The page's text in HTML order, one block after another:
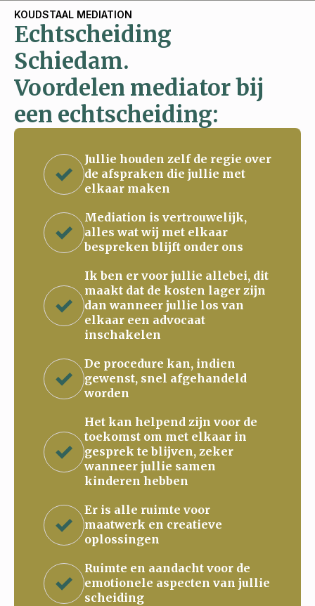
KOUDSTAAL MEDIATION
Echtscheiding
Schiedam.
Voordelen mediator bij
een echtscheiding:
Jullie houden zelf de regie over
de afspraken die jullie met
elkaar maken
Mediation is vertrouwelijk,
alles wat wij met elkaar
bespreken blijft onder ons
Ik ben er voor jullie allebei, dit
maakt dat de kosten lager zijn
dan wanneer jullie los van
elkaar een advocaat
inschakelen
De procedure kan, indien
gewenst, snel afgehandeld
worden
Het kan helpend zijn voor de
toekomst om met elkaar in
gesprek te blijven, zeker
wanneer jullie samen
kinderen hebben
Er is alle ruimte voor
maatwerk en creatieve
oplossingen
Ruimte en aandacht voor de
emotionele aspecten van jullie
scheiding